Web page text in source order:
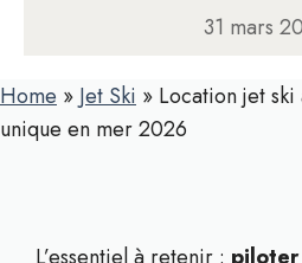
31 mars
Home » Jet Ski » Location jet
unique en mer 2026